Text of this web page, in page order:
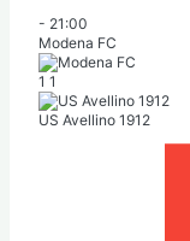
- 21:00
Modena FC
1 1
US Avellino 1912